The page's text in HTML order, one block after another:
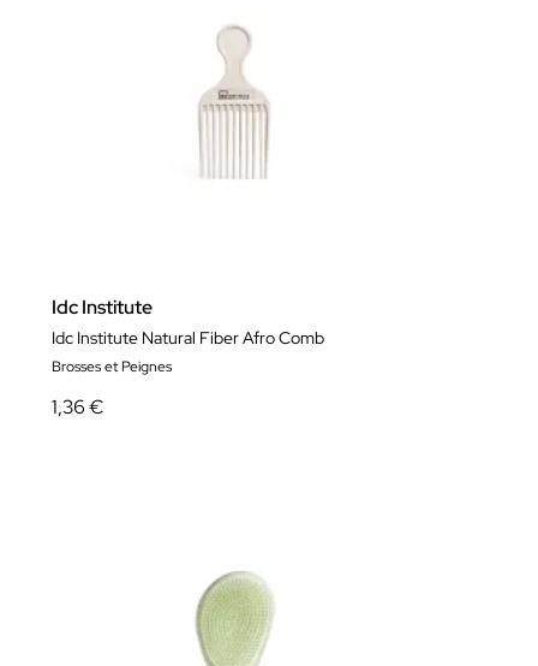
Idc Institute
Idc Institute Natural Fiber Afro Comb
Brosses et Peignes
1,36 €